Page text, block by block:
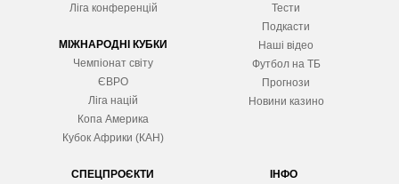
Ліга конференцій
МІЖНАРОДНІ КУБКИ
Чемпіонат світу
ЄВРО
Ліга націй
Копа Америка
Кубок Африки (КАН)
Тести
Подкасти
Наші відео
Футбол на ТБ
Прогнози
Новини казино
СПЕЦПРОЄКТИ
ІНФО